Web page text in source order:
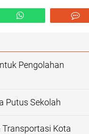
Pengolahan
Putus Sekolah
Transportasi Kota